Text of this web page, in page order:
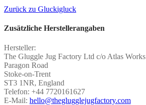
Zurück zu Gluckigluck
Zusätzliche Herstellerangaben
Hersteller:
The Gluggle Jug Factory Ltd c/o Atlas Works
Paragon Road
Stoke-on-Trent
ST3 1NR, England
Telefon: +44 7720161627
E-Mail: hello@theglugglejugfactory.com